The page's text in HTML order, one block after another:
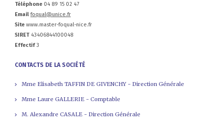
Téléphone 04 89 15 02 47
Email foqual@unice.fr
Site www.master-foqual-nice.fr
SIRET 43406844100048
Effectif3
CONTACTS DE LA SOCIÉTÉ
Mme Elisabeth TAFFIN DE GIVENCHY - Direction Générale
Mme Laure GALLERIE - Comptable
M. Alexandre CASALE - Direction Générale